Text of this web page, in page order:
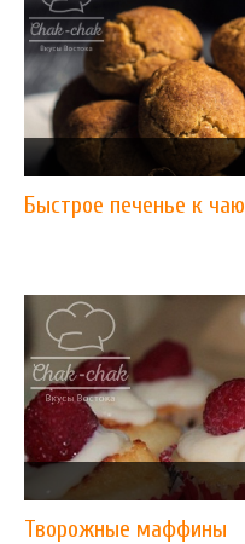
Быстрое печенье к чаю
Творожные маффины